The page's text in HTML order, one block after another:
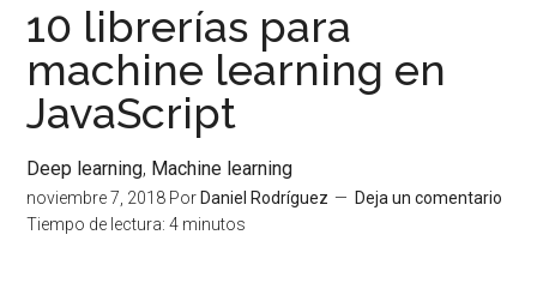
10 librerías para
machine learning en
JavaScript
Deep learning, Machine learning
noviembre 7, 2018 Por Daniel Rodríguez
Deja un comentario
Tiempo de lectura: 4 minutos